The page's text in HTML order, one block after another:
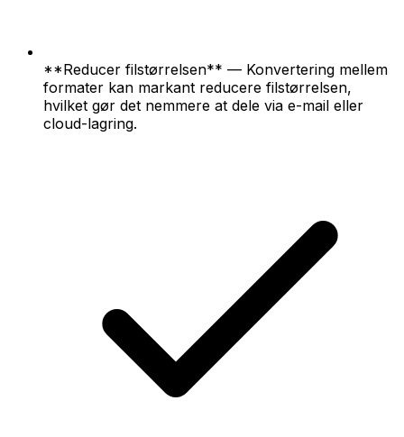
**Reducer filstørrelsen** — Konvertering mellem
formater kan markant reducere filstørrelsen,
hvilket gør det nemmere at dele via e-mail eller
cloud-lagring.